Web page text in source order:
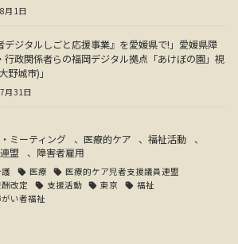
月1日
デジタルしごと応援事業』を愛媛県で!」愛媛県障
行政関係者らの福岡デジタル拠点「あけぼの園」視
野城市)」
月31日
ミーティング 、 医療的ケア 、福祉活動
、
盟
、 障害者雇用
医療
医療的ケア児者支援議員連盟
改定
支援活動 東京
福祉
がい者福祉